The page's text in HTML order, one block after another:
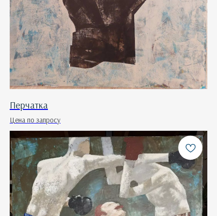
Перчатка
Цена по запросу